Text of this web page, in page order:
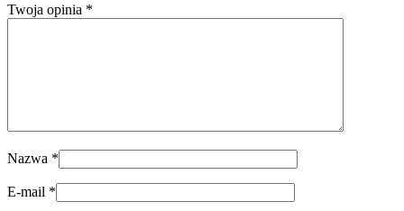
Twoja opinia *
Nazwa *
E-mail *